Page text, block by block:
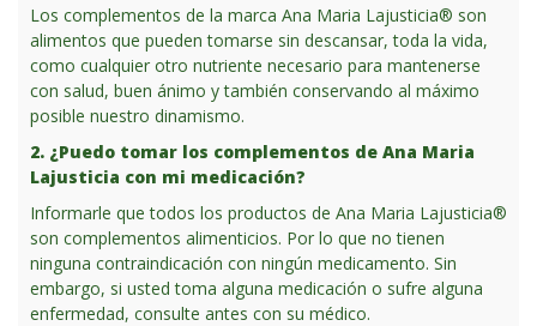
Los complementos de la marca Ana Maria Lajusticia® son
alimentos que pueden tomarse sin descansar, toda la vida,
como cualquier otro nutriente necesario para mantenerse
con salud, buen ánimo y también conservando al máximo
posible nuestro dinamismo.
2. ¿Puedo tomar los complementos de Ana Maria
Lajusticia con mi medicación?
Informarle que todos los productos de Ana Maria Lajusticia®
son complementos alimenticios. Por lo que no tienen
ninguna contraindicación con ningún medicamento. Sin
embargo, si usted toma alguna medicación o sufre alguna
enfermedad, consulte antes con su médico.